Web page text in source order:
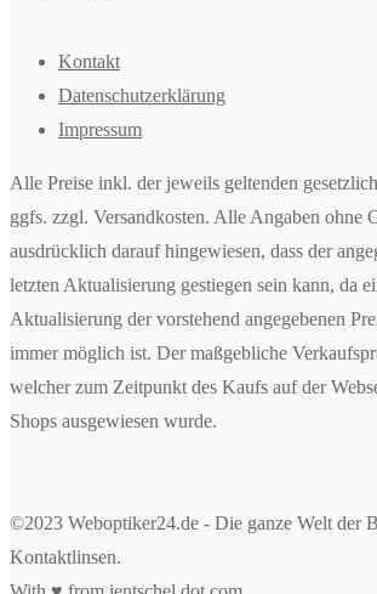
Kontakt
Datenschutzerklärung
Impressum
Alle Preise inkl. der jeweils geltenden
ggfs. zzgl. Versandkosten. Alle Angaben ohne
ausdrücklich darauf hingewiesen, dass der
letzten Aktualisierung gestiegen sein kann, da
Aktualisierung der vorstehend angegebenen
immer möglich ist. Der maßgebliche
welcher zum Zeitpunkt des Kaufs auf der
Shops ausgewiesen wurde.
©2023 Weboptiker24.de - Die ganze Welt der
Kontaktlinsen.